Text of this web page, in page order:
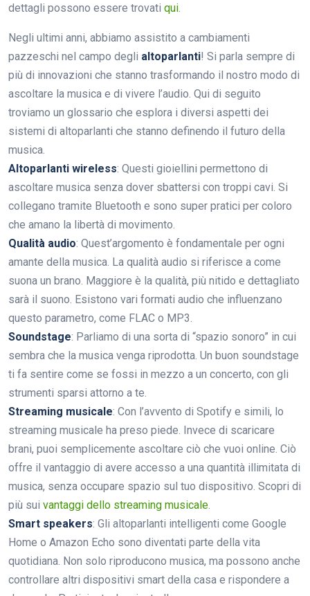
dettagli possono essere trovati qui
Negli ultimi anni, abbiamo assistito a cambiamenti
pazzeschi nel campo degli altoparlanti! Si parla sempre di
più di innovazioni che stanno trasformando il nostro modo di
ascoltare la musica e di vivere l’audio. Qui di seguito
troviamo un glossario che esplora i diversi aspetti dei
sistemi di altoparlanti che stanno definendo il futuro della
musica.
Altoparlanti wireless: Questi gioiellini permettono di
ascoltare musica senza dover sbattersi con troppi cavi. Si
collegano tramite Bluetooth e sono super pratici per coloro
che amano la libertà di movimento.
Qualità audio: Quest’argomento è fondamentale per ogni
amante della musica. La qualità audio si riferisce a come
suona un brano. Maggiore è la qualità, più nitido e dettagliato
sarà il suono. Esistono vari formati audio che influenzano
questo parametro, come FLAC o MP3.
Soundstage: Parliamo di una sorta di “spazio sonoro” in cui
sembra che la musica venga riprodotta. Un buon soundstage
ti fa sentire come se fossi in mezzo a un concerto, con gli
strumenti sparsi attorno a te.
Streaming musicale: Con l’avvento di Spotify e simili, lo
streaming musicale ha preso piede. Invece di scaricare
brani, puoi semplicemente ascoltare ciò che vuoi online. Ciò
offre il vantaggio di avere accesso a una quantità illimitata di
musica, senza occupare spazio sul tuo dispositivo. Scopri di
più sui vantaggi dello streaming musicale
Smart speakers: Gli altoparlanti intelligenti come Google
Home o Amazon Echo sono diventati parte della vita
quotidiana. Non solo riproducono musica, ma possono anche
controllare altri dispositivi smart della casa e rispondere a